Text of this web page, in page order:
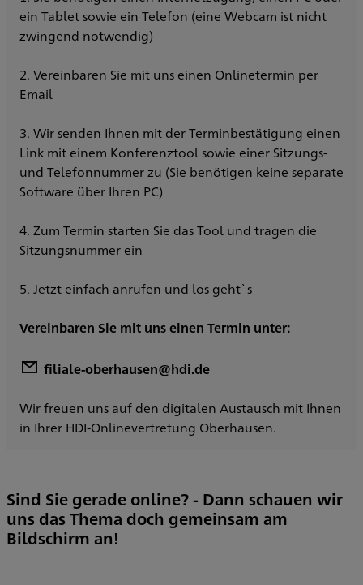
ein Tablet sowie ein Telefon (eine Webcam ist nicht
zwingend notwendig)
2. Vereinbaren Sie mit uns einen Onlinetermin per
Email
3. Wir senden Ihnen mit der Terminbestätigung einen
Link mit einem Konferenztool sowie einer Sitzungs-
und Telefonnummer zu (Sie benötigen keine separate
Software über Ihren PC)
4. Zum Termin starten Sie das Tool und tragen die
Sitzungsnummer ein
5. Jetzt einfach anrufen und los geht`s
Vereinbaren Sie mit uns einen Termin unter:
filiale-oberhausen@hdi.de
Wir freuen uns auf den digitalen Austausch mit Ihnen
in Ihrer HDI-Onlinevertretung Oberhausen.
Sind Sie gerade online? - Dann schauen wir
uns das Thema doch gemeinsam am
Bildschirm an!